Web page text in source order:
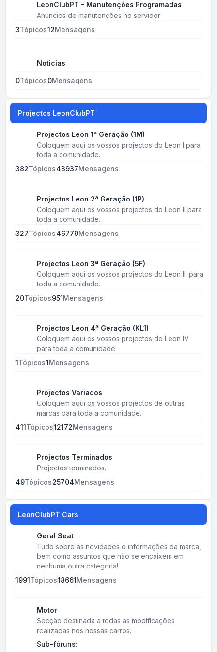
LeonClubPT - Manutenções Programadas
Anuncios de manutenções no servidor
3Tópicos12Mensagens
Noticias
0Tópicos0Mensagens
Projectos LeonClubPT
Projectos Leon 1ª Geração (1M)
Coloquem aqui os vossos projectos do Leon I para
toda a comunidade.
382Tópicos43937Mensagens
Projectos Leon 2ª Geração (1P)
Coloquem aqui os vossos projectos do Leon II para
toda a comunidade.
327Tópicos46779Mensagens
Projectos Leon 3ª Geração (5F)
Coloquem aqui os vossos projectos do Leon III para
toda a comunidade.
20Tópicos951Mensagens
Projectos Leon 4ª Geração (KL1)
Coloquem aqui os vossos projectos do Leon IV
para toda a comunidade.
1Tópicos1Mensagens
Projectos Variados
Coloquem aqui os vossos projectos de outras
marcas para toda a comunidade.
411Tópicos12172Mensagens
Projectos Terminados
Projectos terminados.
49Tópicos25704Mensagens
LeonClubPT Cars
Geral Seat
Tudo sobre as novidades e informações da marca,
bem como assuntos que não se encaixem em
nenhuma outra categoria!
1991Tópicos18661Mensagens
Motor
Secção destinada a todas as modificações
realizadas nos nossas carros.
Sub-fóruns: